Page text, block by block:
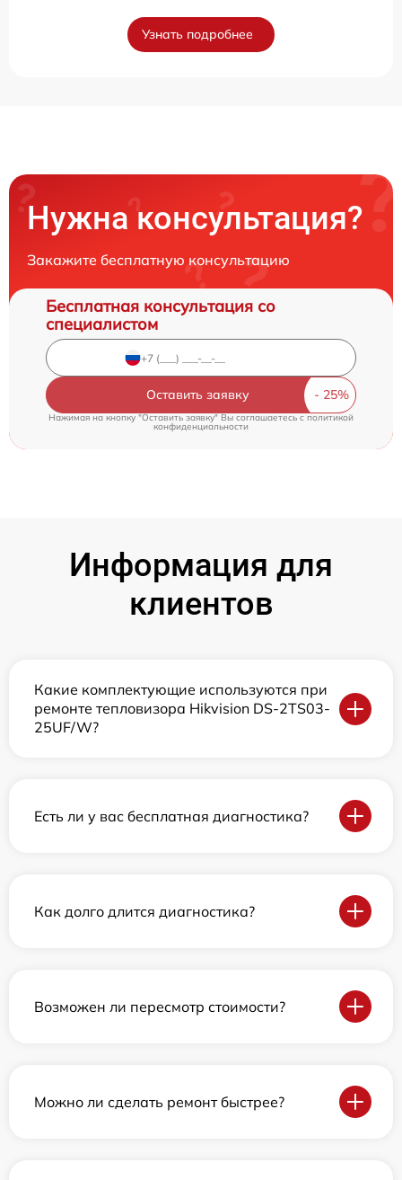
Узнать подробнее
Нужна консультация?
Закажите бесплатную консультацию
Бесплатная консультация со
специалистом
Оставить заявку
Нажимая на кнопку "Оставить заявку" Вы соглашаетесь c политикой
конфиденциальности
Информация для
клиентов
Какие комплектующие используются при
ремонте тепловизора Hikvision DS-2TS03-
25UF/W?
Есть ли у вас бесплатная диагностика?
Как долго длится диагностика?
Возможен ли пересмотр стоимости?
Можно ли сделать ремонт быстрее?